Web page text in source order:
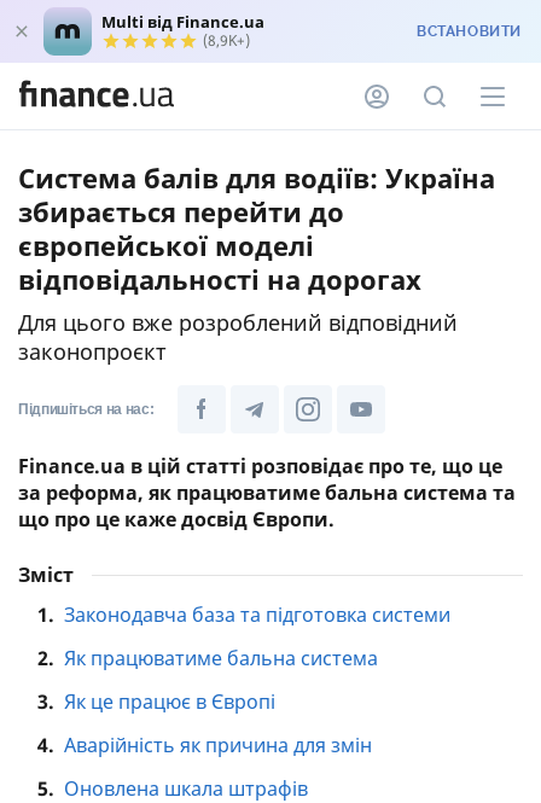
Multi від Finance.ua
(8,9K+) ВСТАНОВИТИ
Система балів для водіїв: Україна
збирається перейти до
європейської моделі
відповідальності на дорогах
Для цього вже розроблений відповідний
законопроєкт
Підпишіться на нас:
Finance.ua в цій статті розповідає про те, що це
за реформа, як працюватиме бальна система та
що про це каже досвід Європи.
Зміст
1. Законодавча база та підготовка системи
2. Як працюватиме бальна система
3. Як це працює в Європі
4. Аварійність як причина для змін
5. Оновлена шкала штрафів